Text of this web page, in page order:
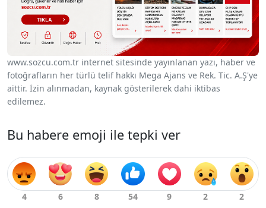
www.sozcu.com.tr internet sitesinde yayınlanan yazı, haber ve
fotoğrafların her türlü telif hakkı Mega Ajans ve Rek. Tic. A.Ş'ye
aittir. İzin alınmadan, kaynak gösterilerek dahi iktibas
edilemez.
Bu habere emoji ile tepki ver